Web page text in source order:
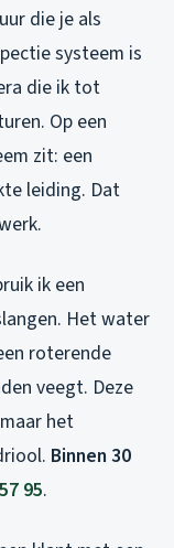
die je als
systeem is
die ik tot
Op een
zit: een
leiding. Dat
ik een
Het water
roterende
veegt. Deze
het
Binnen 30
95.